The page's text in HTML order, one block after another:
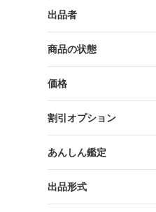
出品者
商品の状態
価格
割引オプション
あんしん鑑定
出品形式